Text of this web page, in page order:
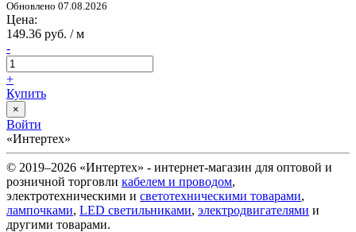
Обновлено 07.08.2026
Цена:
149.36 руб. / м
-
+
Купить
×
Войти
«Интертех»
© 2019–2026 «Интертех» - интернет-магазин для оптовой и
розничной торговли кабелем и проводом,
электротехническими и светотехническими товарами,
лампочками, LED светильниками, электродвигателями и
другими товарами.